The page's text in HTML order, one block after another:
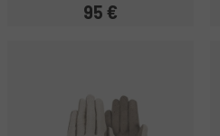
Precio
95 €